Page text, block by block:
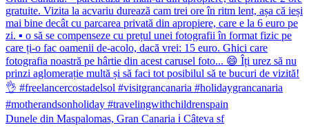
Dunele din Maspalomas, Gran Canaria ℹ️ Câteva sf